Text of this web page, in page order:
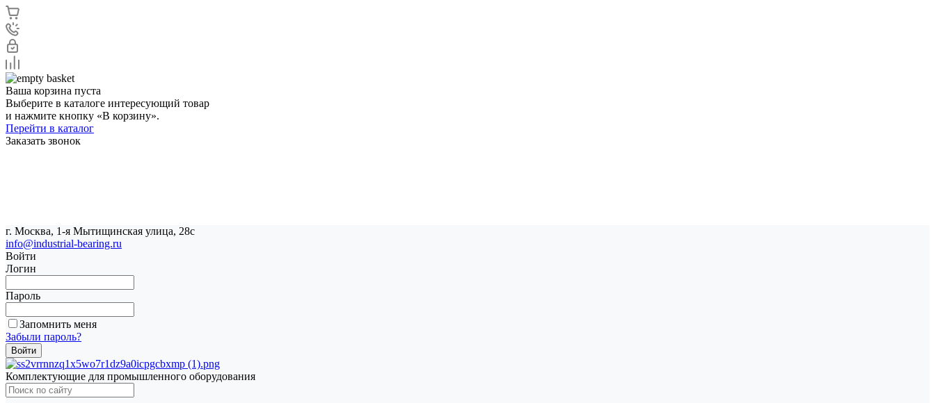
Ваша корзина пуста
Выберите в каталоге интересующий товар
и нажмите кнопку «В корзину».
Перейти в каталог
Заказать звонок
г. Москва, 1-я Мытищинская улица, 28с
info@industrial-bearing.ru
Войти
Логин
Пароль
Запомнить меня
Забыли пароль?
Комплектующие для промышленного оборудования